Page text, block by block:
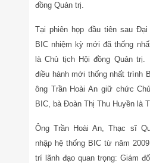
đồng Quản trị.
Tại phiên họp đầu tiên sau
BIC nhiệm kỳ mới đã thống
là Chủ tịch Hội đồng Quản trị.
điều hành mới thống nhất trình
ông Trần Hoài An giữ chức
BIC, bà Đoàn Thị Thu Huyền là
Ông Trần Hoài An, Thạc sĩ
nhập hệ thống BIC từ năm
trí lãnh đạo quan trọng: Giám